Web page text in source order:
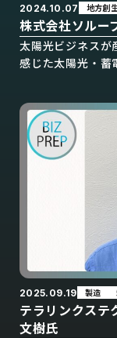
2024.10.07 地方創
株式会社ソルー
太陽光ビジネスが
感じた太陽光・蓄
2025.09.19 製造
テラリンクステ
文樹氏